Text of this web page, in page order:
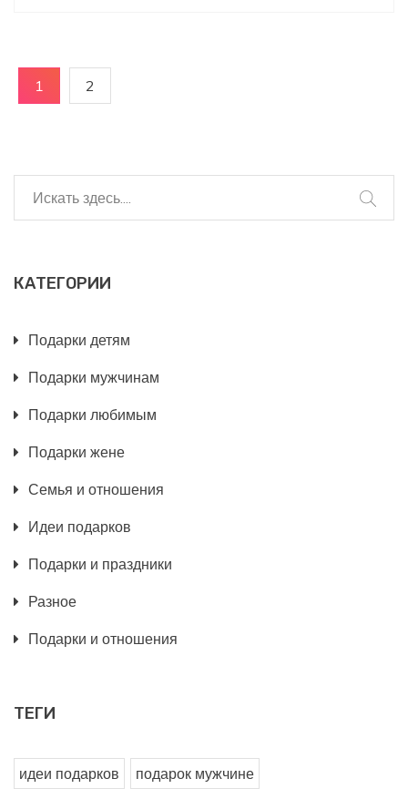
1 2
КАТЕГОРИИ
Подарки детям
Подарки мужчинам
Подарки любимым
Подарки жене
Семья и отношения
Идеи подарков
Подарки и праздники
Разное
Подарки и отношения
ТЕГИ
идеи подарков подарок мужчине